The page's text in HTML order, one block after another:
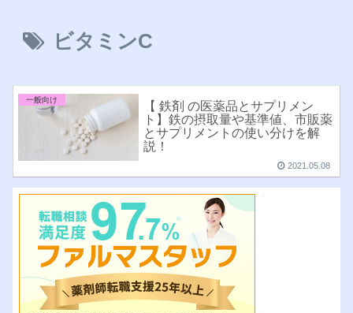
ビタミンC
一般向け
【 鉄剤 の医薬品とサプリメン
ト】鉄の摂取量や基準値、市販薬
とサプリメントの使い分けを解
説！
2021.05.08